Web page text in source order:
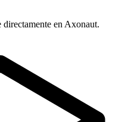
directamente en Axonaut.